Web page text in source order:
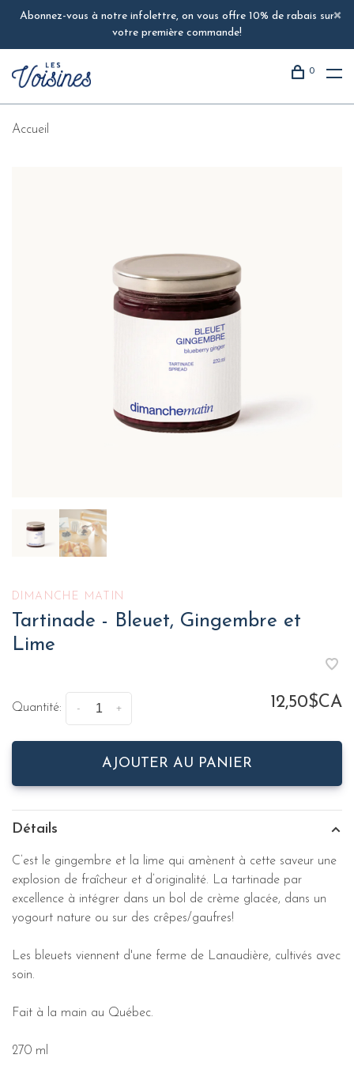
Abonnez-vous à notre infolettre, on vous offre 10% de rabais sur
votre première commande!
0
Accueil
DIMANCHE MATIN
Tartinade - Bleuet, Gingembre et
Lime
Quantité: +
- 12,50$CA
AJOUTER AU PANIER
Détails
C’est le gingembre et la lime qui amènent à cette saveur une
explosion de fraîcheur et d’originalité. La tartinade par
excellence à intégrer dans un bol de crème glacée, dans un
yogourt nature ou sur des crêpes/gaufres!
Les bleuets viennent d'une ferme de Lanaudière, cultivés avec
soin.
Fait à la main au Québec.
270 ml